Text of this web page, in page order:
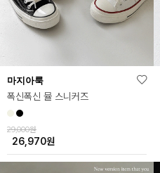
마지아룩
폭신폭신 뮬 스니커즈
29,000원
26,970원